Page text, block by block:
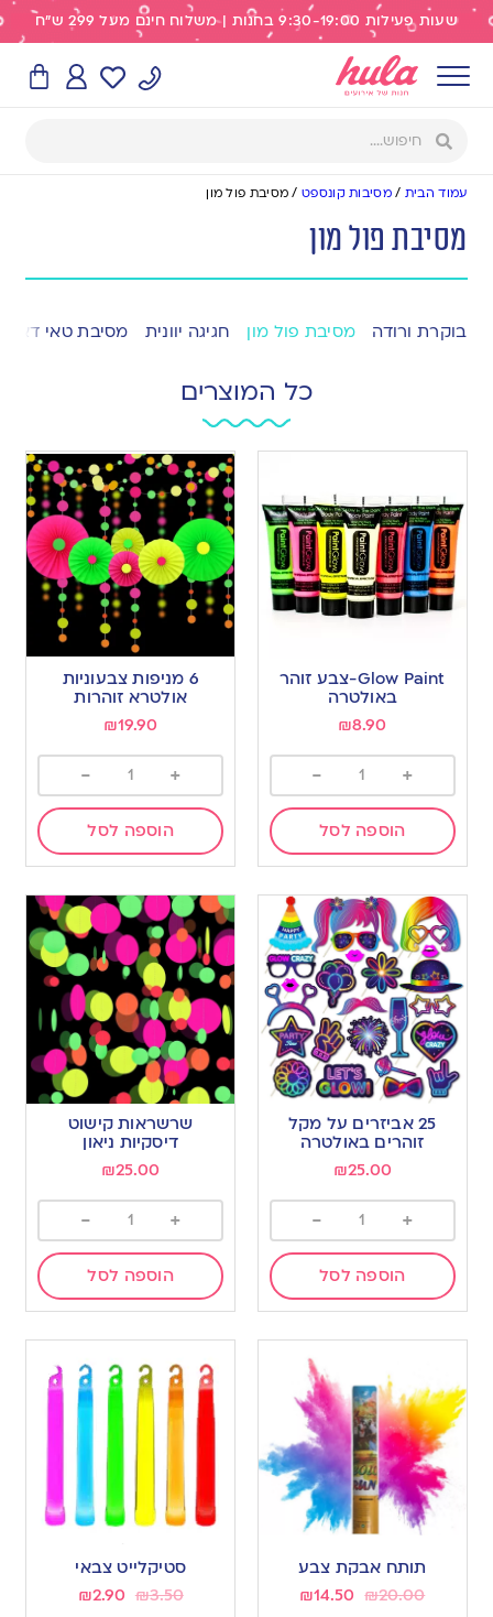
שעות פעילות 9:30-19:00 בחנות | משלוח חינם מעל 299 ש"ח
עמוד הבית /מסיבות קונספט/ מסיבת פול מון
מסיבת פול מון
בוקרת ורודה מסיבת פול מון חגיגה יוונית מסיבת טאי דאי
כל המוצרים
Glow Paint-צבע זוהר
באולטרה
₪8.90
+
-
הוספה לסל
6 מניפות צבעוניות
אולטרא זוהרות
₪19.90
+
-
הוספה לסל
25 אביזרים על מקל
זוהרים באולטרה
₪25.00
+
-
הוספה לסל
שרשראות קישוט
דיסקיות ניאון
₪25.00
+
-
הוספה לסל
תותח אבקת צבע
₪20.00
₪14.50
סטיקלייט צבאי
₪3.50
₪2.90